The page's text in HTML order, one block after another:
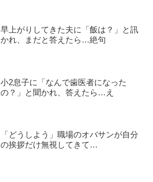
早上がりしてきた夫に「飯は？」と訊
かれ、まだと答えたら…絶句
小2息子に「なんで歯医者になった
の？」と聞かれ、答えたら…え
「どうしよう」職場のオバサンが自分
の挨拶だけ無視してきて…